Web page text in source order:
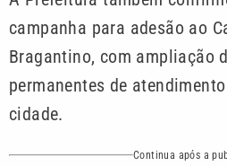
campanha para adesão ao
Bragantino, com ampliação
permanentes de
cidade.
Continua após a